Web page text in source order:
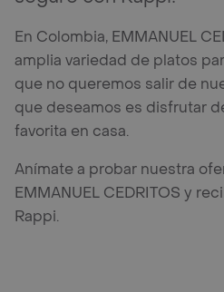
En Colombia, EMMANUEL
amplia variedad de platos
que no queremos salir de
que deseamos es disfrutar
favorita en casa.
Anímate a probar nuestra
EMMANUEL CEDRITOS y
Rappi.